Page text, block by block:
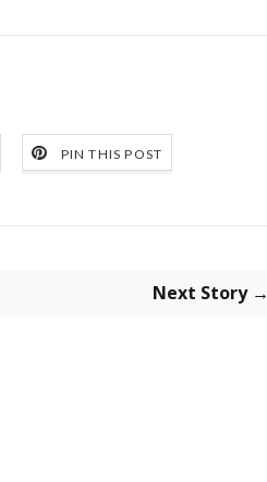
PIN THIS POST
Next Story →